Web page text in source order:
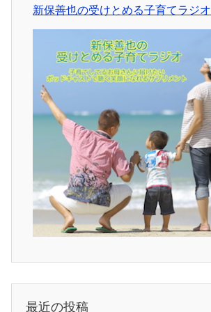
新保善也の受けとめる子育てラジオ
最近の投稿